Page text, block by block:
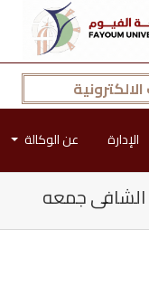
الإدارة عن الوكالة
الشافى جمعه